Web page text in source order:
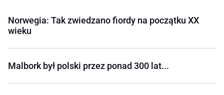
Norwegia: Tak zwiedzano fiordy na początku XX
wieku
Malbork był polski przez ponad 300 lat...